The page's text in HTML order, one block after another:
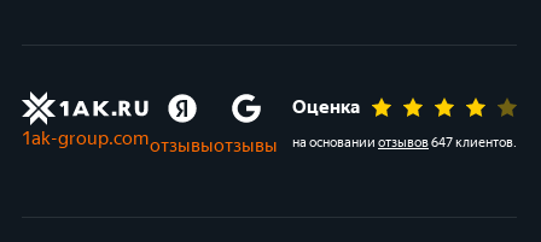
1ak-group.comотзывыотзывы
Оценка
на основании отзывов647 клиентов.